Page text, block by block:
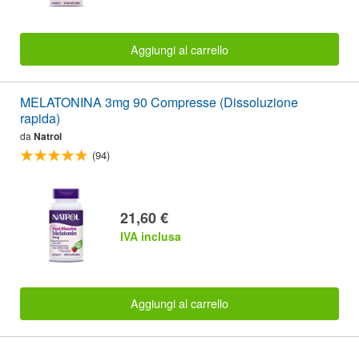
Aggiungi al carrello
MELATONINA 3mg 90 Compresse (Dissoluzione
rapida)
da Natrol
(94)
21,60 €
IVA inclusa
Aggiungi al carrello